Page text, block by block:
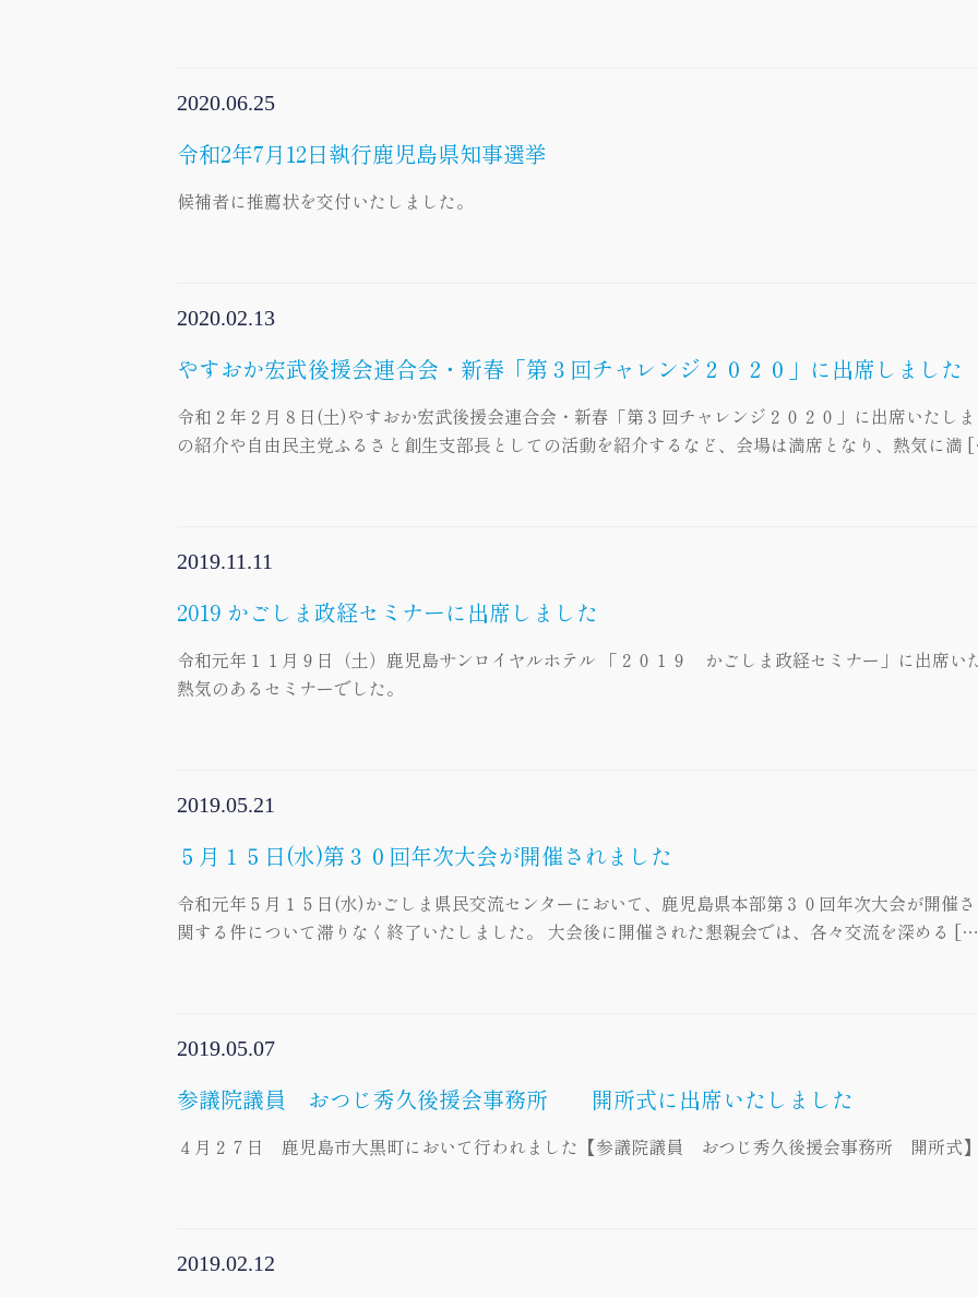
2020.06.25
令和2年7月12日執行鹿児島県知事選挙
候補者に推薦状を交付いたしました。
2020.02.13
やすおか宏武後援会連合会・新春「第３回チャレンジ２０２０」に出席しました
令和２年２月８日(土)やすおか宏武後援会連合会・新春「第３回チャレンジ２０２０」に出席いたし
の紹介や自由民主党ふるさと創生支部長としての活動を紹介するなど、会場は満席となり、熱気に
2019.11.11
2019 かごしま政経セミナーに出席しました
令和元年１１月９日（土）鹿児島サンロイヤルホテル 「２０１９ かごしま政経セミナー」に出席い
熱気のあるセミナーでした。
2019.05.21
５月１５日(水)第３０回年次大会が開催されました
令和元年５月１５日(水)かごしま県民交流センターにおいて、鹿児島県本部第３０回年次大会が開催
関する件について滞りなく終了いたしました。 大会後に開催された懇親会では、各々交流を深める
2019.05.07
参議院議員 おつじ秀久後援会事務所 開所式に出席いたしました
４月２７日 鹿児島市大黒町において行われました【参議院議員 おつじ秀久後援会事務所 開所式
2019.02.12